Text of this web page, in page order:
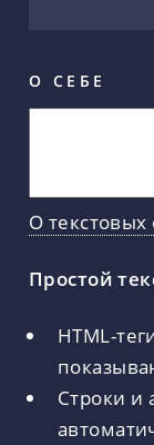
О СЕБЕ
О
Простой
HTML-
Строки и